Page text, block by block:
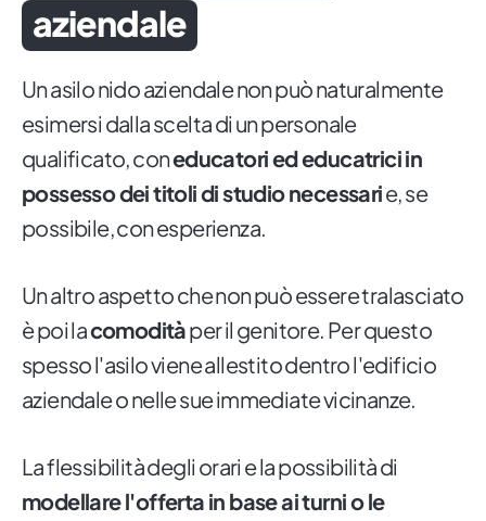
aziendale
Un asilo nido aziendale non può naturalmente
esimersi dalla scelta di un personale
qualificato, coneducatori ed educatrici in
possesso dei titoli di studio necessarie, se
possibile, con esperienza.
Un altro aspetto che non può essere tralasciato
è poi lacomoditàper il genitore. Per questo
spesso l'asilo viene allestito dentro l'edificio
aziendale o nelle sue immediate vicinanze.
La flessibilità degli orari e la possibilità di
modellare l'offerta in base ai turni o le